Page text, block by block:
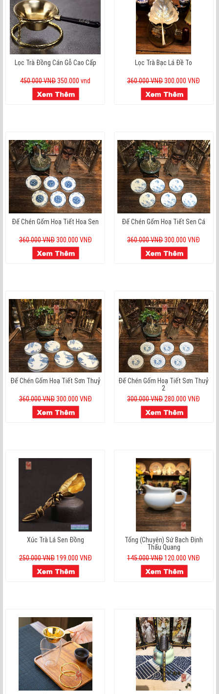
Lọc Trà Đồng Cán Gỗ Cao Cấp
450.000 VNĐ350.000 vnd
Lọc Trà Bạc Lá Đề To
360.000 VNĐ300.000 VNĐ
Đế Chén Gốm Hoạ Tiết Hoa Sen
360.000 VNĐ 300.000 VNĐ
Đế Chén Gốm Hoạ Tiết Sen Cá
360.000 VNĐ300.000 VNĐ
Đế Chén Gốm Hoạ Tiết Sơn Thuỷ
360.000 VNĐ 300.000 VNĐ
Đế Chén Gốm Hoạ Tiết Sơn Thuỷ
2
300.000 VNĐ280.000 VNĐ
Xúc Trà Lá Sen Đồng
250.000 VNĐ 199.000 VNĐ
Tống (chuyên) Sứ Bạch Định
Thấu Quang
145.000 VNĐ120.000 VNĐ